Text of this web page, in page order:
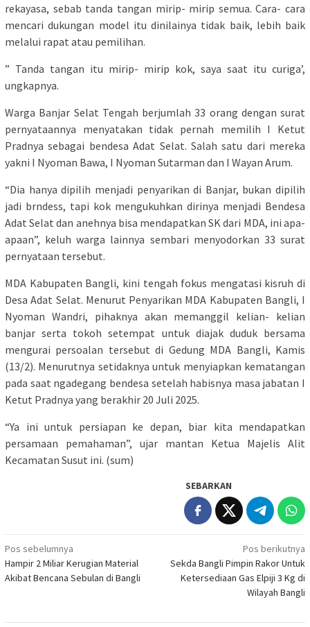
rekayasa, sebab tanda tangan mirip- mirip semua. Cara- cara
mencari dukungan model itu dinilainya tidak baik, lebih baik
melalui rapat atau pemilihan.
” Tanda tangan itu mirip- mirip kok, saya saat itu curiga’,
ungkapnya.
Warga Banjar Selat Tengah berjumlah 33 orang dengan surat
pernyataannya menyatakan tidak pernah memilih I Ketut
Pradnya sebagai bendesa Adat Selat. Salah satu dari mereka
yakni I Nyoman Bawa, I Nyoman Sutarman dan I Wayan Arum.
“Dia hanya dipilih menjadi penyarikan di Banjar, bukan dipilih
jadi brndess, tapi kok mengukuhkan dirinya menjadi Bendesa
Adat Selat dan anehnya bisa mendapatkan SK dari MDA, ini apa-
apaan”, keluh warga lainnya sembari menyodorkan 33 surat
pernyataan tersebut.
MDA Kabupaten Bangli, kini tengah fokus mengatasi kisruh di
Desa Adat Selat. Menurut Penyarikan MDA Kabupaten Bangli, I
Nyoman Wandri, pihaknya akan memanggil kelian- kelian
banjar serta tokoh setempat untuk diajak duduk bersama
mengurai persoalan tersebut di Gedung MDA Bangli, Kamis
(13/2). Menurutnya setidaknya untuk menyiapkan kematangan
pada saat ngadegang bendesa setelah habisnya masa jabatan I
Ketut Pradnya yang berakhir 20 Juli 2025.
“Ya ini untuk persiapan ke depan, biar kita mendapatkan
persamaan pemahaman”, ujar mantan Ketua Majelis Alit
Kecamatan Susut ini. (sum)
SEBARKAN
Navigasi
pos
Pos sebelumnya
Hampir 2 Miliar Kerugian Material
Akibat Bencana Sebulan di Bangli
Pos berikutnya
Sekda Bangli Pimpin Rakor Untuk
Ketersediaan Gas Elpiji 3 Kg di
Wilayah Bangli